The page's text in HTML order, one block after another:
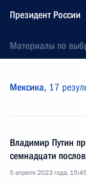
Президент России
Материалы по
Мексика, 17
Владимир Путин
семнадцати
5 апреля 2023 года, 15:45